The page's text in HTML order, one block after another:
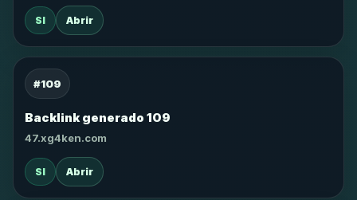
SI Abrir
#109
Backlink generado 109
47.xg4ken.com
SI Abrir